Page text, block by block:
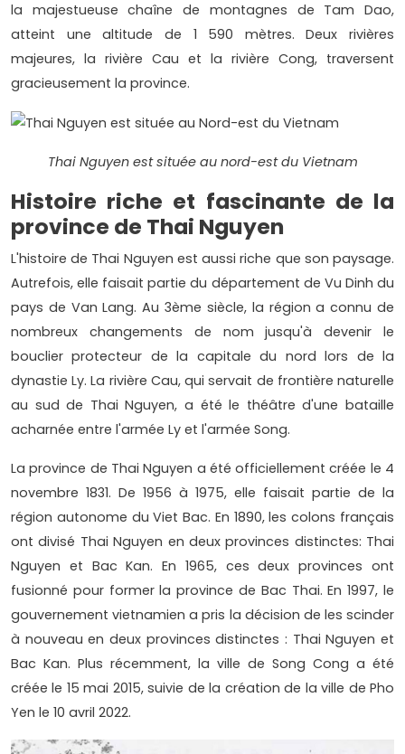
la majestueuse chaîne de montagnes de Tam Dao,
atteint une altitude de 1 590 mètres. Deux rivières
majeures, la rivière Cau et la rivière Cong, traversent
gracieusement la province.
Thai Nguyen est située au nord-est du Vietnam
Histoire riche et fascinante de la
province de Thai Nguyen
L'histoire de Thai Nguyen est aussi riche que son paysage.
Autrefois, elle faisait partie du département de Vu Dinh du
pays de Van Lang. Au 3ème siècle, la région a connu de
nombreux changements de nom jusqu'à devenir le
bouclier protecteur de la capitale du nord lors de la
dynastie Ly. La rivière Cau, qui servait de frontière naturelle
au sud de Thai Nguyen, a été le théâtre d'une bataille
acharnée entre l'armée Ly et l'armée Song.
La province de Thai Nguyen a été officiellement créée le 4
novembre 1831. De 1956 à 1975, elle faisait partie de la
région autonome du Viet Bac. En 1890, les colons français
ont divisé Thai Nguyen en deux provinces distinctes: Thai
Nguyen et Bac Kan. En 1965, ces deux provinces ont
fusionné pour former la province de Bac Thai. En 1997, le
gouvernement vietnamien a pris la décision de les scinder
à nouveau en deux provinces distinctes : Thai Nguyen et
Bac Kan. Plus récemment, la ville de Song Cong a été
créée le 15 mai 2015, suivie de la création de la ville de Pho
Yen le 10 avril 2022.